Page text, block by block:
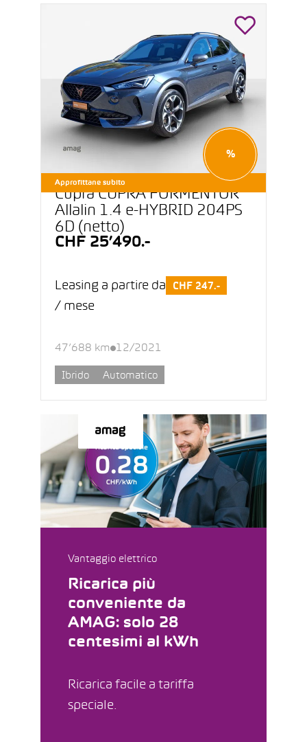
Approfittane subito
%
Cupra CUPRA FORMENTOR
Allalin 1.4 e-HYBRID 204PS
6D (netto)
CHF 25’490.-
Leasing a partire da CHF 247.-
/ mese
47’688 km 12/2021
Ibrido Automatico
Vantaggio elettrico
Ricarica più
conveniente da
AMAG: solo 28
centesimi al kWh
Ricarica facile a tariffa
speciale.